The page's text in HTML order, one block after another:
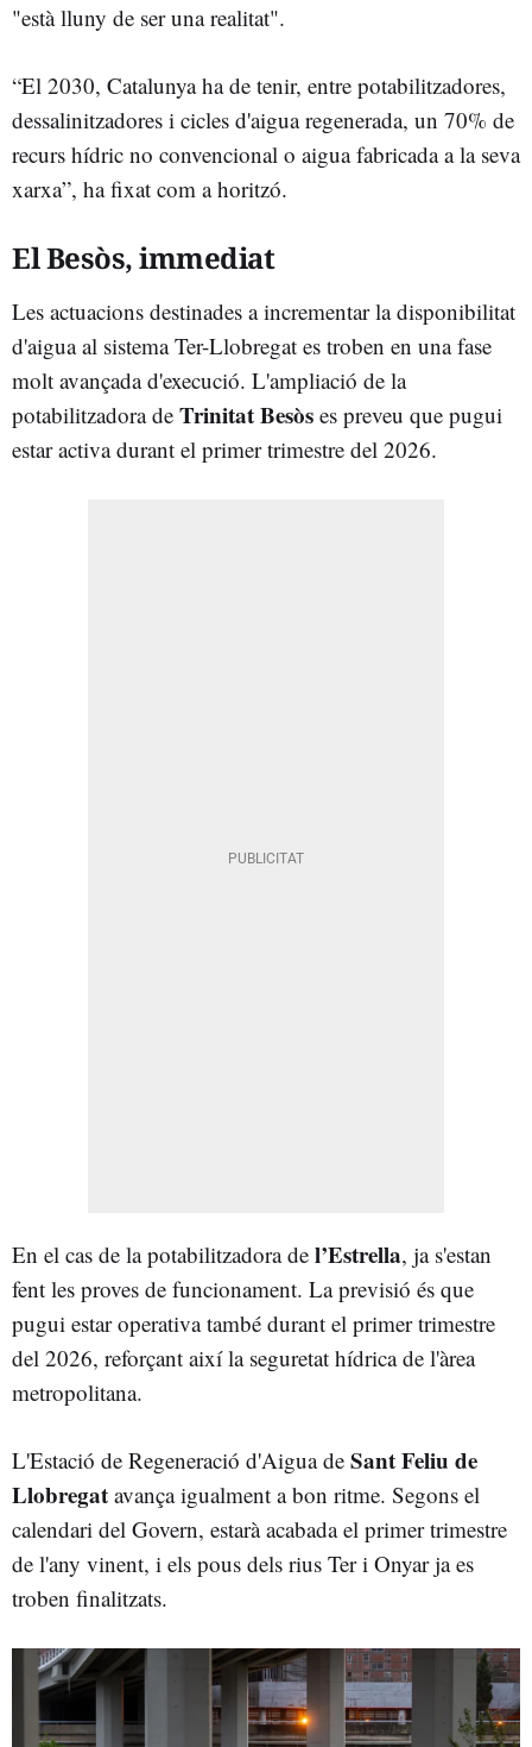
"està lluny de ser una realitat".
“El 2030, Catalunya ha de tenir, entre potabilitzadores,
dessalinitzadores i cicles d'aigua regenerada, un 70% de
recurs hídric no convencional o aigua fabricada a la seva
xarxa”, ha fixat com a horitzó.
El Besòs, immediat
Les actuacions destinades a incrementar la disponibilitat
d'aigua al sistema Ter-Llobregat es troben en una fase
molt avançada d'execució. L'ampliació de la
potabilitzadora de Trinitat Besòs es preveu que pugui
estar activa durant el primer trimestre del 2026.
En el cas de la potabilitzadora de l’Estrella, ja s'estan
fent les proves de funcionament. La previsió és que
pugui estar operativa també durant el primer trimestre
del 2026, reforçant així la seguretat hídrica de l'àrea
metropolitana.
L'Estació de Regeneració d'Aigua de Sant Feliu de
Llobregat avança igualment a bon ritme. Segons el
calendari del Govern, estarà acabada el primer trimestre
de l'any vinent, i els pous dels rius Ter i Onyar ja es
troben finalitzats.